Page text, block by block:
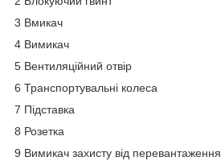
3 Вмикач
4 Вимикач
5 Вентиляційний отвір
6 Транспортувальні колеса
7 Підставка
8 Розетка
9 Вимикач захисту від перевантаження